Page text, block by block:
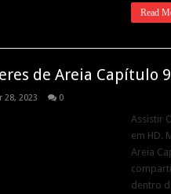
Read
de Areia Capítulo
28, 2023 0
Assistir
em HD.
Areia
dentro